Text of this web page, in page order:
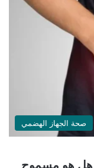
صحة الجهاز الهضمي
هل هو مسموح